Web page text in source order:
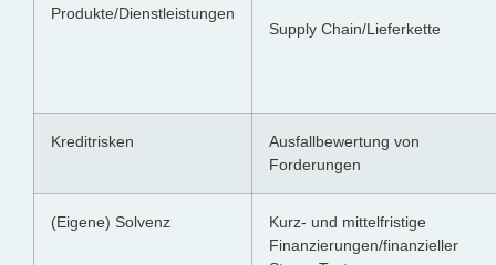
Produkte/Dienstleistungen
Supply Chain/Lieferkette
Kreditrisken
Ausfallbewertung von
Forderungen
(Eigene) Solvenz
Kurz- und mittelfristige
Finanzierungen/finanzieller